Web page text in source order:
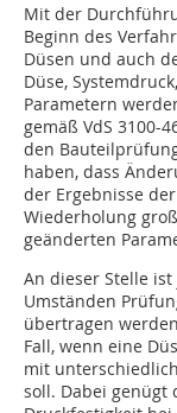
Mit der
Beginn des
Düsen und auch
Düse,
Parametern
gemäß VdS 3100-
den
haben, dass
der Ergebnisse
Wiederholung
geänderten
An dieser Stelle
Umständen
übertragen
Fall, wenn eine
mit
soll. Dabei genügt